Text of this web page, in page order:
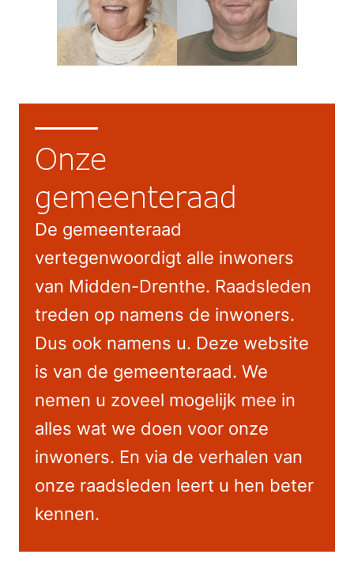
Onze
gemeenteraad
De gemeenteraad
vertegenwoordigt alle inwoners
van Midden-Drenthe. Raadsleden
treden op namens de inwoners.
Dus ook namens u. Deze website
is van de gemeenteraad. We
nemen u zoveel mogelijk mee in
alles wat we doen voor onze
inwoners. En via de verhalen van
onze raadsleden leert u hen beter
kennen.